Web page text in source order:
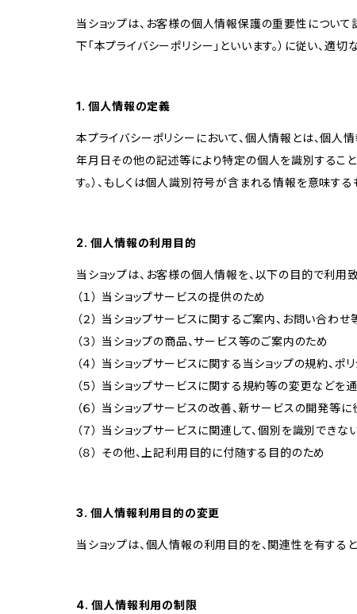
当ショップは、お客様の個人情報保護の重要性について
下「本プライバシーポリシー」といいます。）に従い、適
1. 個人情報の定義
本プライバシーポリシーにおいて、個人情報とは、個人
年月日その他の記述等により特定の個人を識別するこ
す。）、もしくは個人識別符号が含まれる情報を意味する
2. 個人情報の利用目的
当ショップは、お客様の個人情報を、以下の目的で利用致
（１） 当ショップサービスの提供のため
（２） 当ショップサービスに関するご案内、お問い合わ
（３） 当ショップの商品、サービス等のご案内のため
（４） 当ショップサービスに関する当ショップの規約、
（５） 当ショップサービスに関する規約等の変更などを
（６） 当ショップサービスの改善、新サービスの開発等
（７） 当ショップサービスに関連して、個別を識別でき
（８） その他、上記利用目的に付随する目的のため
3. 個人情報利用目的の変更
当ショップは、個人情報の利用目的を、関連性を有す
4. 個人情報利用の制限